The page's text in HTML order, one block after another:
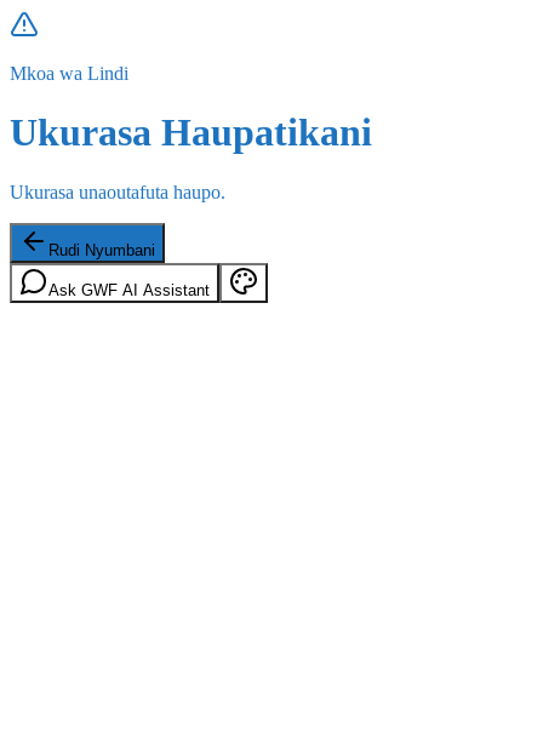
Mkoa wa Lindi
Ukurasa Haupatikani
Ukurasa unaoutafuta haupo.
Rudi Nyumbani
Ask GWF AI Assistant